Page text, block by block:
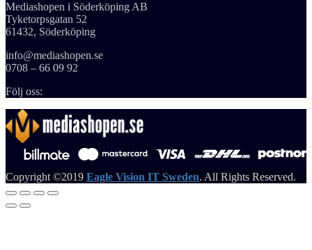
Mediashopen i Söderköping AB
Tyketorpsgatan 52
61432, Söderköping
info@mediashopen.se
0708 – 66 09 92
Följ oss:
Copyright ©2019 Eagle Vision IT Sweden. All Rights Reserved.